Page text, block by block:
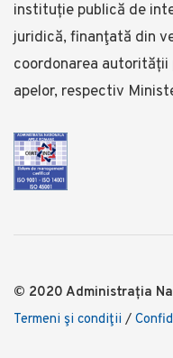
instituție publică de
juridică, finanţată din
coordonarea autorității
apelor, respectiv
© 2020 Administrația
Termeni şi condiţii /